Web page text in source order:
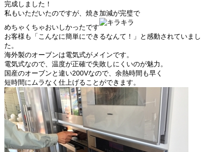
完成しました！
私もいただいたのですが、焼き加減が完璧で
めちゃくちゃおいしかったです
お客様も「こんなに簡単にできるなんて！」と感動されていまし
た。
海外製のオーブンは電気式がメインです。
電気式なので、温度が正確で失敗しにくいのが魅力。
国産のオーブンと違い200Vなので、余熱時間も早く
短時間にムラなく仕上げることができます。